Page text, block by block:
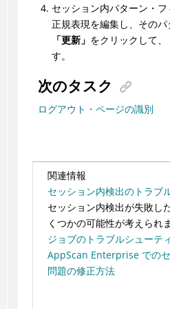
セッション内パターン・
正規表現を編集し、その
「更新」 をクリックして、
す。
次のタスク
ログアウト・ページの識別
関連情報
セッション内検出のトラブ
セッション内検出が失敗し
くつかの可能性が考えられ
ジョブのトラブルシューテ
AppScan Enterprise での
問題の修正方法